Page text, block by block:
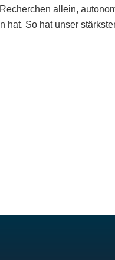
allein,
So hat unser